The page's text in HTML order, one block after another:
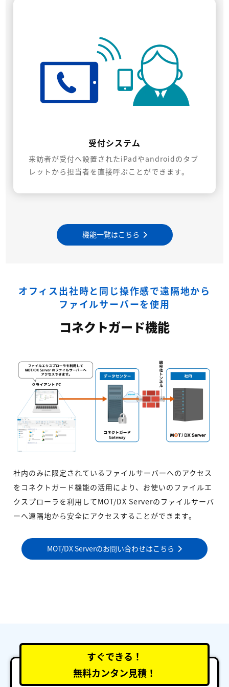
受付システム
来訪者が受付へ設置されたiPadやandroidのタブ
レットから担当者を直接呼ぶことができます。
機能一覧はこちら
オフィス出社時と同じ操作感で遠隔地から
ファイルサーバーを使用
コネクトガード機能
社内のみに限定されているファイルサーバーへのアクセス
をコネクトガード機能の活用により、お使いのファイルエ
クスプローラを利用してMOT/DX Serverのファイルサーバ
ーへ遠隔地から安全にアクセスすることができます。
MOT/DX Serverのお問い合わせはこちら
すぐできる！
無料カンタン見積！